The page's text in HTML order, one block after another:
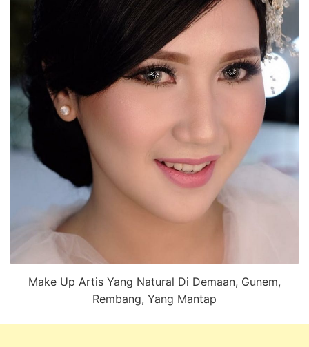
Make Up Artis Yang Natural Di Demaan, Gunem,
Rembang, Yang Mantap